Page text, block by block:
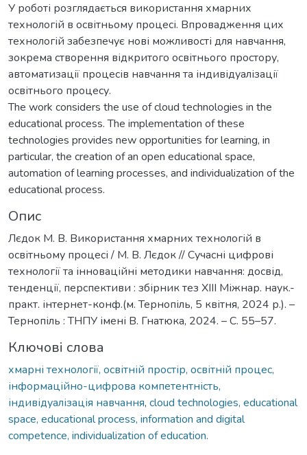
У роботі розглядається використання хмарних
технологій в освітньому процесі. Впровадження цих
технологій забезпечує нові можливості для навчання,
зокрема створення відкритого освітнього простору,
автоматизації процесів навчання та індивідуалізації
освітнього процесу.
The work considers the use of cloud technologies in the
educational process. The implementation of these
technologies provides new opportunities for learning, in
particular, the creation of an open educational space,
automation of learning processes, and individualization of the
educational process.
Опис
Лєдок М. В. Використання хмарних технологій в
освітньому процесі / М. В. Лєдок // Сучасні цифрові
технології та інноваційні методики навчання: досвід,
тенденції, перспективи : збірник тез XIІІ Міжнар. наук.-
практ. інтернет-конф.(м. Тернопіль, 5 квітня, 2024 р.). –
Тернопіль : ТНПУ імені В. Гнатюка, 2024. – C. 55–57.
Ключові слова
хмарні технології, освітній простір, освітній процес,
інформаційно-цифрова компетентність,
індивідуалізація навчання, cloud technologies, educational
space, educational process, information and digital
competence, individualization of education.